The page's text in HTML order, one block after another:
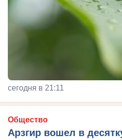
сегодня в 21:11
Общество
Арзгир вошел в